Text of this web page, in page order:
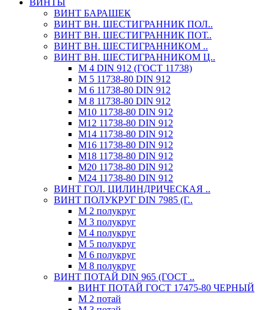
ВИНТЫ
ВИНТ БАРАШЕК
ВИНТ ВН. ШЕСТИГРАННИК ПОЛ..
ВИНТ ВН. ШЕСТИГРАННИК ПОТ..
ВИНТ ВН. ШЕСТИГРАННИКОМ ..
ВИНТ ВН. ШЕСТИГРАННИКОМ Ц..
М 4 DIN 912 (ГОСТ 11738)
М 5 11738-80 DIN 912
М 6 11738-80 DIN 912
М 8 11738-80 DIN 912
М10 11738-80 DIN 912
М12 11738-80 DIN 912
М14 11738-80 DIN 912
М16 11738-80 DIN 912
М18 11738-80 DIN 912
М20 11738-80 DIN 912
М24 11738-80 DIN 912
ВИНТ ГОЛ. ЦИЛИНДРИЧЕСКАЯ ..
ВИНТ ПОЛУКРУГ DIN 7985 (Г..
М 2 полукруг
М 3 полукруг
М 4 полукруг
М 5 полукруг
М 6 полукруг
М 8 полукруг
ВИНТ ПОТАЙ DIN 965 (ГОСТ ..
ВИНТ ПОТАЙ ГОСТ 17475-80 ЧЕРНЫЙ
М 2 потай